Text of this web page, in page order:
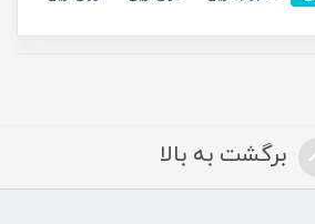
برگشت به بالا